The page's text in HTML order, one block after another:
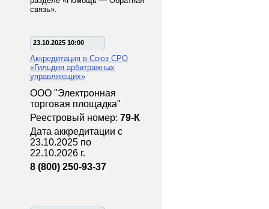
связь».
23.10.2025 10:00
Аккредитация в Союз СРО
«Гильдия арбитражных
управляющих»
ООО "Электронная
торговая площадка"
Реестровый номер: 79-К
Дата аккредитации с
23.10.2025 по
22.10.2026 г.
8 (800) 250-93-37